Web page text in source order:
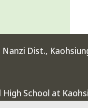
Dist.,
School at